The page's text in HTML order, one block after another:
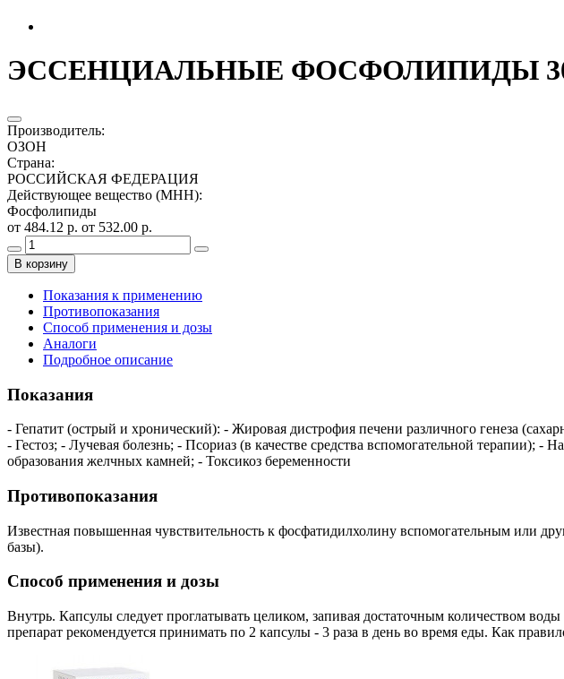
ЭССЕНЦИАЛЬНЫЕ ФОСФОЛИПИДЫ
Производитель:
ОЗОН
Страна:
РОССИЙСКАЯ ФЕДЕРАЦИЯ
Действующее вещество (МНН):
Фосфолипиды
от 484.12 р. от 532.00 р.
В корзину
Показания к применению
Противопоказания
Способ применения и дозы
Аналоги
Подробное описание
Показания
- Гепатит (острый и хронический): - Жировая дистрофия печени различного генеза
- Гестоз; - Лучевая болезнь; - Псориаз (в качестве средства вспомогательной
образования желчных камней; - Токсикоз беременности
Противопоказания
Известная повышенная чувствительность к фосфатидилхолину вспомогательным или
базы).
Способ применения и дозы
Внутрь. Капсулы следует проглатывать целиком, запивая достаточным количеством
препарат рекомендуется принимать по 2 капсулы - 3 раза в день во время еды. Как